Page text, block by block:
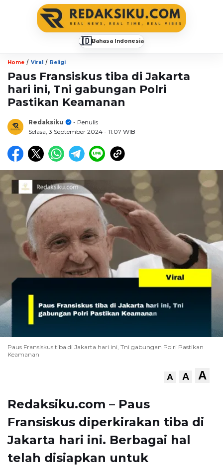
🇮🇩Bahasa Indonesia
Home / Viral / Religi
Paus Fransiskus tiba di Jakarta
hari ini, Tni gabungan Polri
Pastikan Keamanan
Redaksiku
- Penulis
Selasa, 3 September 2024 - 11:07 WIB
Paus Fransiskus tiba di Jakarta hari ini, Tni gabungan Polri Pastikan
Keamanan
A A A
Redaksiku.com – Paus
Fransiskus diperkirakan tiba di
Jakarta hari ini. Berbagai hal
telah disiapkan untuk